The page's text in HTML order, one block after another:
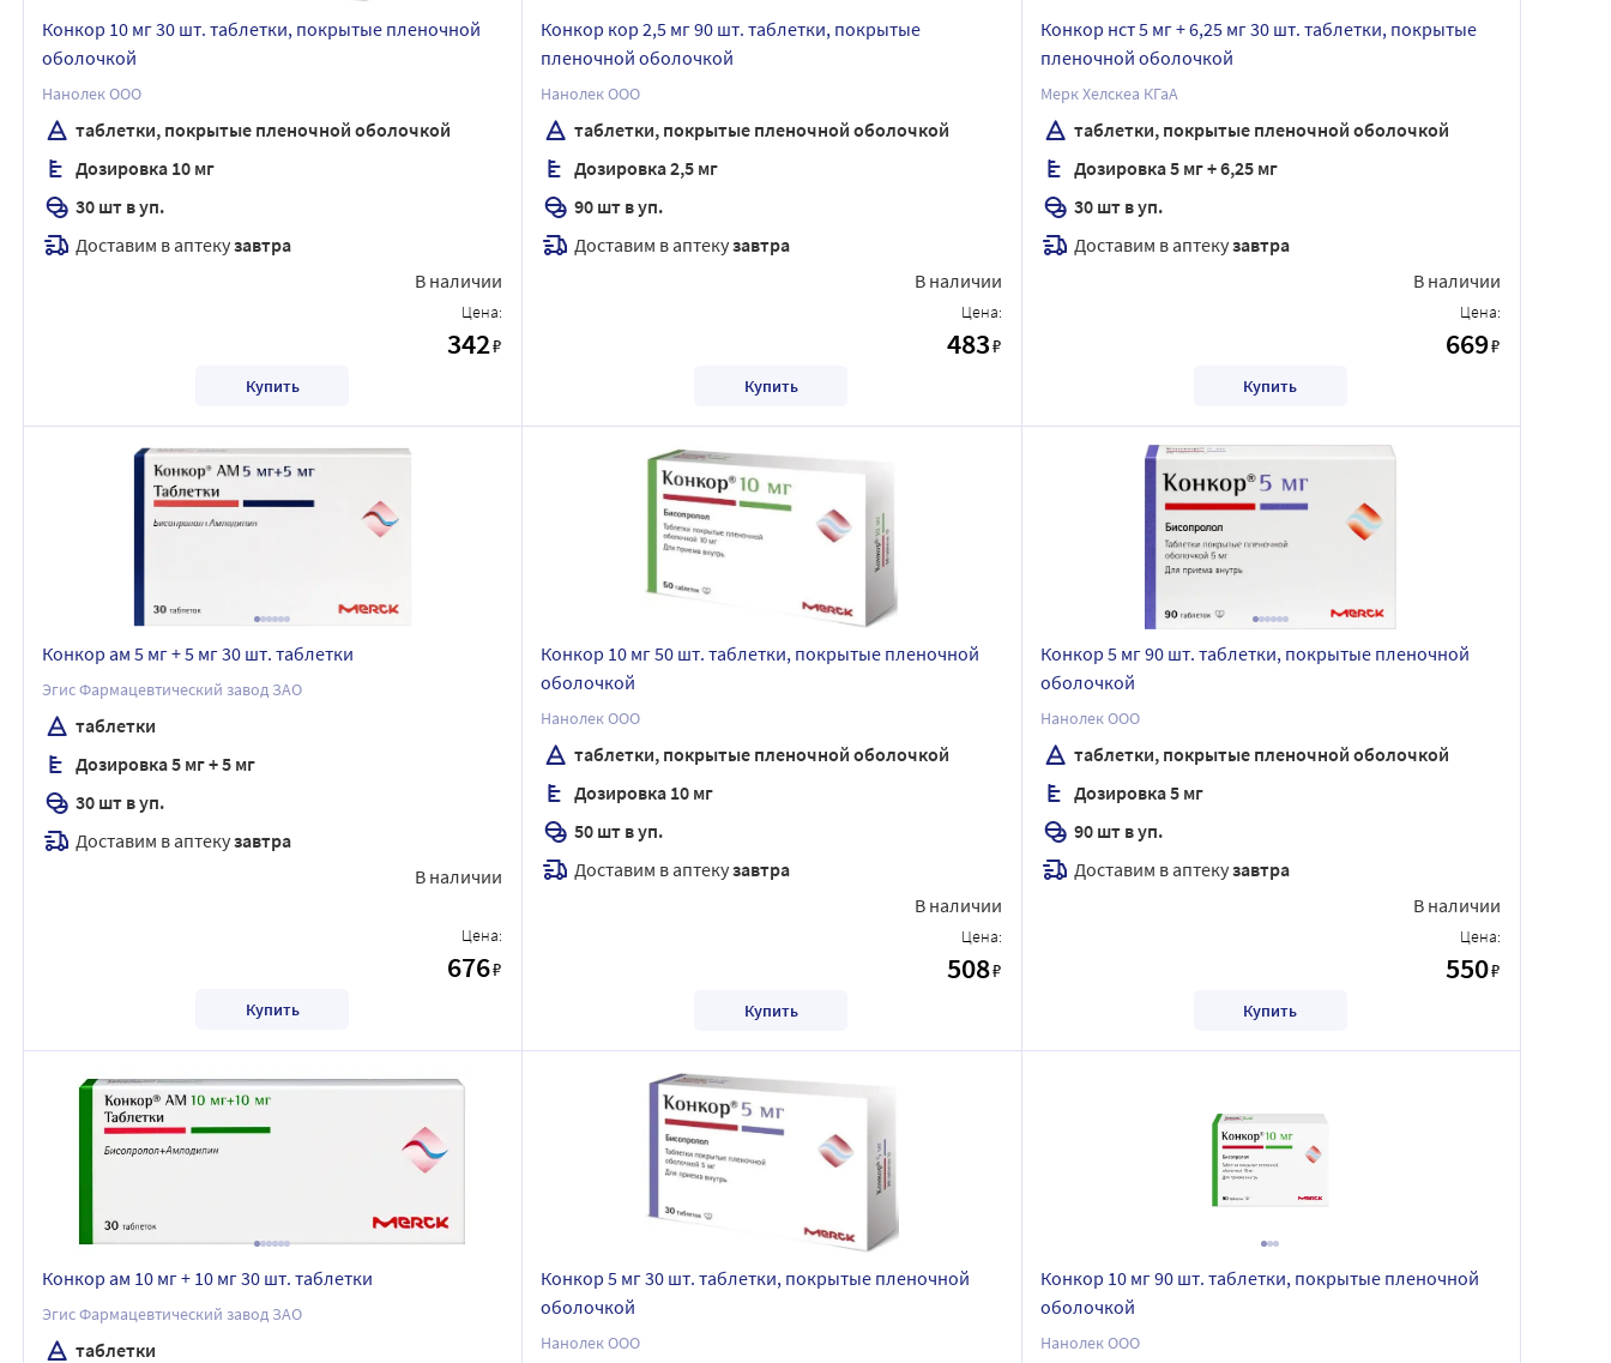
Конкор 10 мг 30 шт. таблетки, покрытые пленочной
оболочкой
Нанолек ООО
таблетки, покрытые пленочной оболочкой
Дозировка 10 мг
30 шт в уп.
Доставим в аптекузавтра
В наличии
Цена:
342₽
Купить
Конкор кор 2,5 мг 90 шт. таблетки, покрытые
пленочной оболочкой
Нанолек ООО
таблетки, покрытые пленочной оболочкой
Дозировка 2,5 мг
90 шт в уп.
Доставим в аптекузавтра
В наличии
Цена:
483₽
Купить
Конкор нст 5 мг + 6,25 мг 30 шт. таблетки, покрытые
пленочной оболочкой
Мерк Хелскеа КГаА
таблетки, покрытые пленочной оболочкой
Дозировка 5 мг + 6,25 мг
30 шт в уп.
Доставим в аптекузавтра
В наличии
Цена:
669₽
Купить
Конкор ам 5 мг + 5 мг 30 шт. таблетки
Эгис Фармацевтический завод ЗАО
таблетки
Дозировка 5 мг + 5 мг
30 шт в уп.
Доставим в аптекузавтра
В наличии
Цена:
676₽
Купить
Конкор 10 мг 50 шт. таблетки, покрытые пленочной
оболочкой
Нанолек ООО
таблетки, покрытые пленочной оболочкой
Дозировка 10 мг
50 шт в уп.
Доставим в аптекузавтра
В наличии
Цена:
508₽
Купить
Конкор 5 мг 90 шт. таблетки, покрытые пленочной
оболочкой
Нанолек ООО
таблетки, покрытые пленочной оболочкой
Дозировка 5 мг
90 шт в уп.
Доставим в аптекузавтра
В наличии
Цена:
550₽
Купить
Конкор ам 10 мг + 10 мг 30 шт. таблетки
Эгис Фармацевтический завод ЗАО
таблетки
Конкор 5 мг 30 шт. таблетки, покрытые пленочной
оболочкой
Нанолек ООО
Конкор 10 мг 90 шт. таблетки, покрытые пленочной
оболочкой
Нанолек ООО